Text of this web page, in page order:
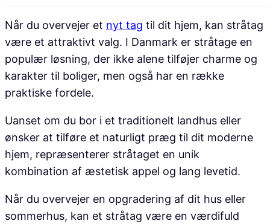
Når du overvejer et nyt tag til dit hjem, kan stråtag
være et attraktivt valg. I Danmark er stråtage en
populær løsning, der ikke alene tilføjer charme og
karakter til boliger, men også har en række
praktiske fordele.
Uanset om du bor i et traditionelt landhus eller
ønsker at tilføre et naturligt præg til dit moderne
hjem, repræsenterer stråtaget en unik
kombination af æstetisk appel og lang levetid.
Når du overvejer en opgradering af dit hus eller
sommerhus, kan et stråtag være en værdifuld